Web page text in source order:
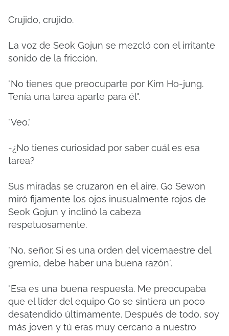
Crujido, crujido.
La voz de Seok Gojun se mezcló con el irritante
sonido de la fricción.
"No tienes que preocuparte por Kim Ho-jung.
Tenía una tarea aparte para él".
"Veo."
-¿No tienes curiosidad por saber cuál es esa
tarea?
Sus miradas se cruzaron en el aire. Go Sewon
miró fijamente los ojos inusualmente rojos de
Seok Gojun y inclinó la cabeza
respetuosamente.
"No, señor. Si es una orden del vicemaestre del
gremio, debe haber una buena razón".
"Esa es una buena respuesta. Me preocupaba
que el líder del equipo Go se sintiera un poco
desatendido últimamente. Después de todo, soy
más joven y tú eras muy cercano a nuestro